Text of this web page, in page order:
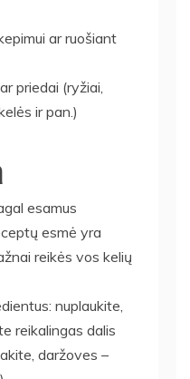
ar ruošiant
priedai (ryžiai,
ir pan.)
esamus
esmė yra
reikės vos kelių
nuplaukite,
reikalingas dalis
daržoves –